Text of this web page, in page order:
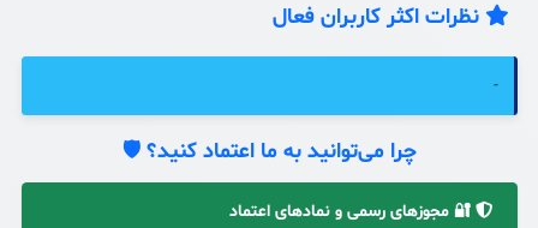
نظرات اکثر کاربران فعال
-
چرا می‌توانید به ما اعتماد کنید؟ 🛡️
🔐 مجوزهای رسمی و نمادهای اعتماد